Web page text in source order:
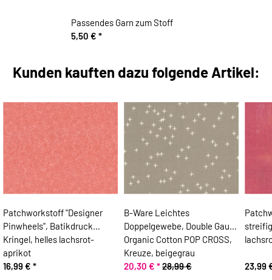
Passendes Garn zum Stoff
5,50 € *
Kunden kauften dazu folgende Artikel:
Patchworkstoff "Designer
Pinwheels", Batikdruck
Kringel, helles lachsrot-
aprikot
16,99 € *
B-Ware Leichtes
Doppelgewebe, Double Gauze
Organic Cotton POP CROSS,
Kreuze, beigegrau
20,30 € *28,99 € 23,99